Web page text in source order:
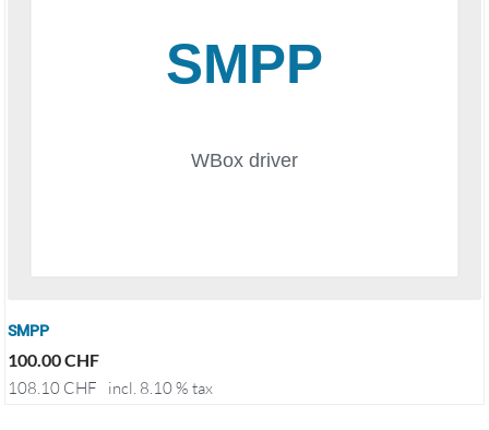
SMPP
100.00CHF
108.10 CHF incl. 8.10 % tax